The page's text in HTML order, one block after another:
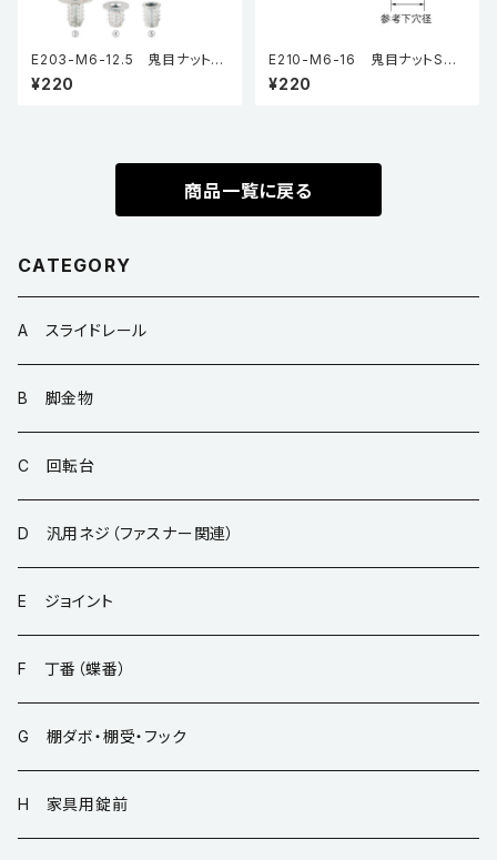
E203-M6-12.5 鬼目ナットB
タイプ（5個入り）
¥220
E210-M6-16 鬼目ナットSタ
イプ（5個入り）
¥220
商品一覧に戻る
CATEGORY
A スライドレール
B 脚金物
C 回転台
D 汎用ネジ（ファスナー関連）
E ジョイント
F 丁番（蝶番）
G 棚ダボ・棚受・フック
H 家具用錠前